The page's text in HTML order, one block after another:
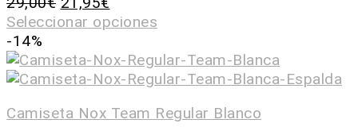
Seleccionar opciones
-14%
Camiseta Nox Team Regular Blanco